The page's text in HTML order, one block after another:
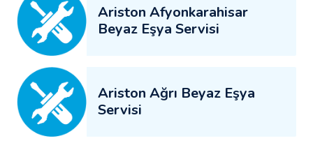
Ariston Afyonkarahisar
Beyaz Eşya Servisi
Ariston Ağrı Beyaz Eşya
Servisi